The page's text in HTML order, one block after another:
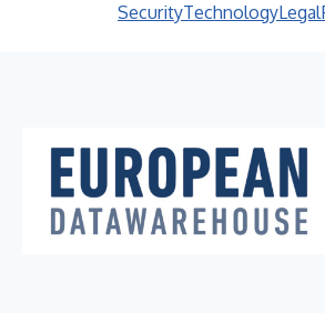
SecurityTechnologyLegal